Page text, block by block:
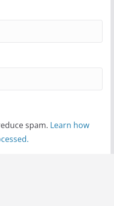
spam. Learn how